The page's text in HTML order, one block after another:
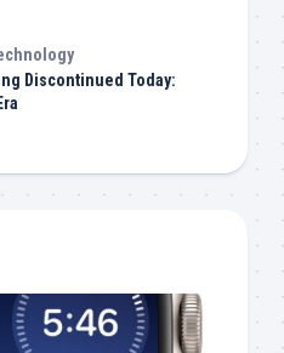
Discontinued Today: